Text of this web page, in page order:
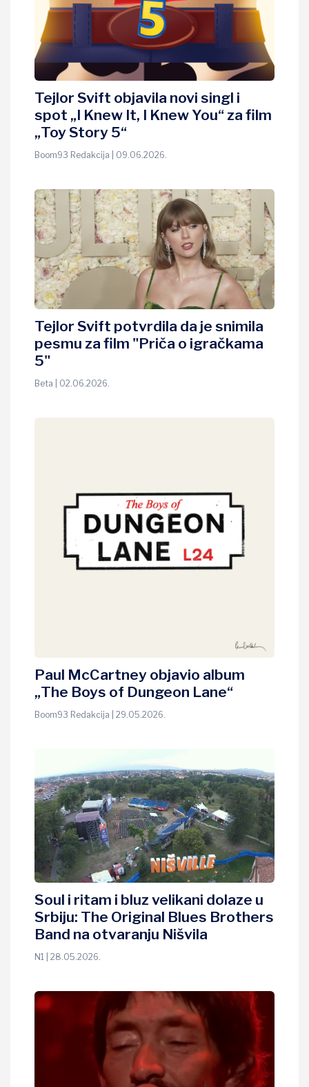
Tejlor Svift objavila novi singl i
spot „I Knew It, I Knew You“ za film
„Toy Story 5“
Boom93 Redakcija | 09.06.2026.
Tejlor Svift potvrdila da je snimila
pesmu za film "Priča o igračkama
5"
Beta | 02.06.2026.
Paul McCartney objavio album
„The Boys of Dungeon Lane“
Boom93 Redakcija | 29.05.2026.
Soul i ritam i bluz velikani dolaze u
Srbiju: The Original Blues Brothers
Band na otvaranju Nišvila
N1 | 28.05.2026.